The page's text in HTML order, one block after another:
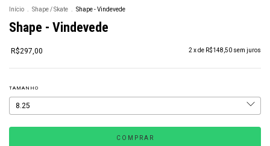
Início Shape / Skate Shape - Vindevede
Shape - Vindevede
R$297,00 2 x de R$148,50 sem juros
TAMANHO